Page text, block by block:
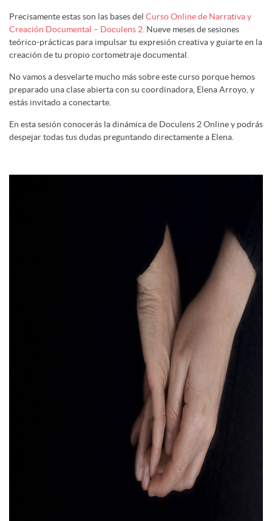
Precisamente estas son las bases del Curso Online de Narrativa y
Creación Documental – Doculens 2. Nueve meses de sesiones
teórico-prácticas para impulsar tu expresión creativa y guiarte en la
creación de tu propio cortometraje documental.
No vamos a desvelarte mucho más sobre este curso porque hemos
preparado una clase abierta con su coordinadora, Elena Arroyo, y
estás invitado a conectarte.
En esta sesión conocerás la dinámica de Doculens 2 Online y podrás
despejar todas tus dudas preguntando directamente a Elena.